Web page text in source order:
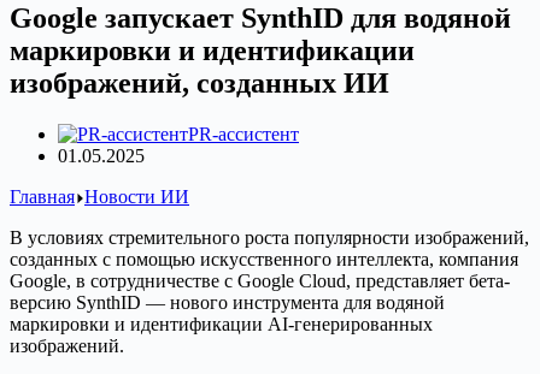
Google запускает SynthID для водяной
маркировки и идентификации
изображений, созданных ИИ
PR-ассистент
01.05.2025
Главная Новости ИИ
В условиях стремительного роста популярности изображений,
созданных с помощью искусственного интеллекта, компания
Google, в сотрудничестве с Google Cloud, представляет бета-
версию SynthID — нового инструмента для водяной
маркировки и идентификации AI-генерированных
изображений.